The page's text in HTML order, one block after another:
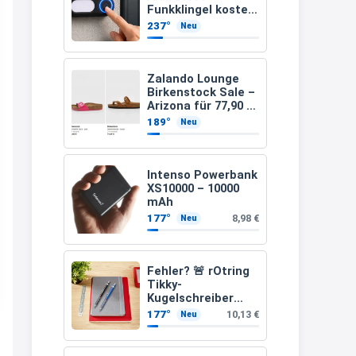
Funkklingel kostet
nur 3,49 Euro
237° Neu
Zalando Lounge
Birkenstock Sale –
Arizona für 77,90 €
statt 120 €
189° Neu
Intenso Powerbank
XS10000 – 10000
mAh
177° Neu 8,98 €
Fehler? 🚨 rOtring
Tikky-
Kugelschreiber
blaue Tinte
mittlere Spitze
blau (1,0 mm – 12
Stück)
177° Neu 10,13 €
21:27
↩
Joachim
Gratis medizinische Zahncreme
www.meineapotheke.de/
↩
Joachim
Gratis Lindani Lineal
www.linda.de/vorteile/coupons/...
↩
Joachim
Gratis Hitzewarn-Aufkleber /